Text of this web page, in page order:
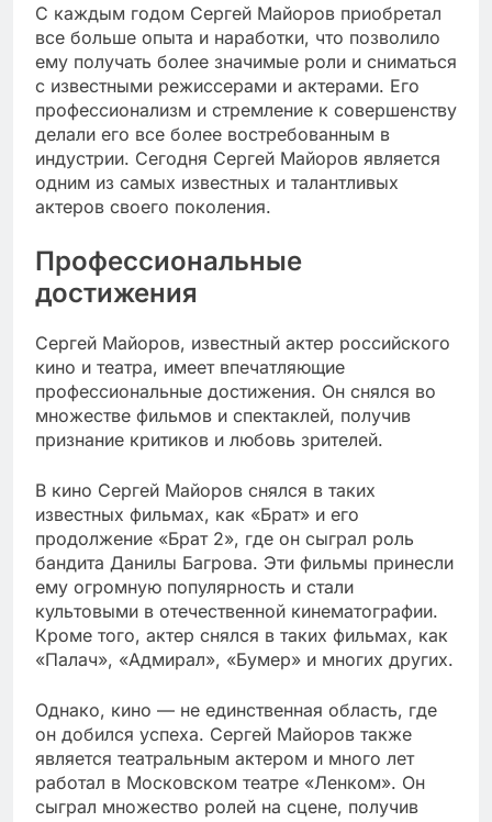
С каждым годом Сергей Майоров приобретал
все больше опыта и наработки, что позволило
ему получать более значимые роли и сниматься
с известными режиссерами и актерами. Его
профессионализм и стремление к совершенству
делали его все более востребованным в
индустрии. Сегодня Сергей Майоров является
одним из самых известных и талантливых
актеров своего поколения.
Профессиональные
достижения
Сергей Майоров, известный актер российского
кино и театра, имеет впечатляющие
профессиональные достижения. Он снялся во
множестве фильмов и спектаклей, получив
признание критиков и любовь зрителей.
В кино Сергей Майоров снялся в таких
известных фильмах, как «Брат» и его
продолжение «Брат 2», где он сыграл роль
бандита Данилы Багрова. Эти фильмы принесли
ему огромную популярность и стали
культовыми в отечественной кинематографии.
Кроме того, актер снялся в таких фильмах, как
«Палач», «Адмирал», «Бумер» и многих других.
Однако, кино — не единственная область, где
он добился успеха. Сергей Майоров также
является театральным актером и много лет
работал в Московском театре «Ленком». Он
сыграл множество ролей на сцене, получив